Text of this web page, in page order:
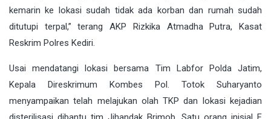
kemarin ke lokasi sudah tidak ada korban dan rumah sudah
ditutupi terpal,” terang AKP Rizkika Atmadha Putra, Kasat
Reskrim Polres Kediri.
Usai mendatangi lokasi bersama Tim Labfor Polda Jatim,
Kepala Direskrimum Kombes Pol. Totok Suharyanto
menyampaikan telah melajukan olah TKP dan lokasi kejadian